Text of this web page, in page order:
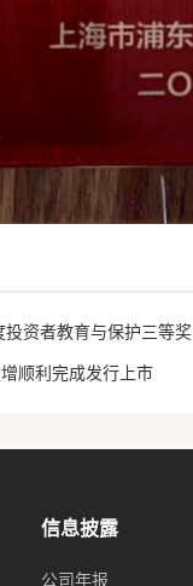
投资者教育与保护三等奖
顺利完成发行上市
信息披露
公司年报